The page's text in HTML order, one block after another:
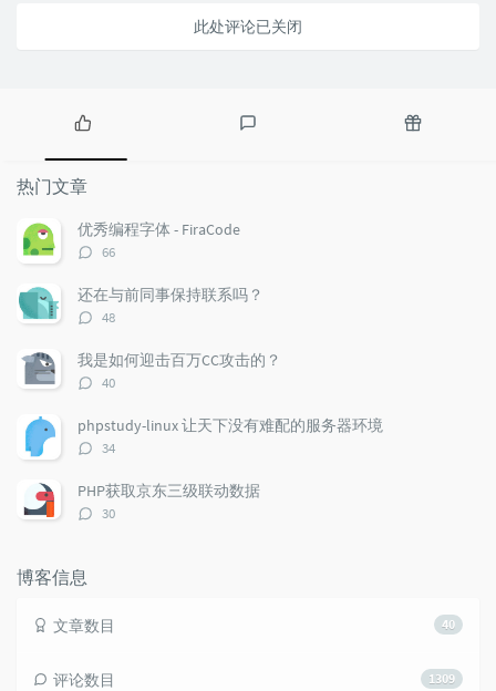
此处评论已关闭
门
文
章
热门文章
优秀编程字体 - FiraCode
评
数：
66
还在与前同事保持联系吗？
评
数：
48
我是如何迎击百万CC攻击的？
评
数：
40
phpstudy-linux 让天下没有难配的服务器环境
评
数：
34
PHP获取京东三级联动数据
评
30
博客信息
40
文章数目
1309
评论数目